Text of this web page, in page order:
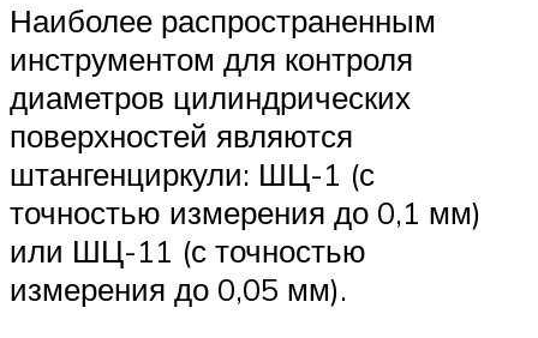
Наиболее распространенным
инструментом для контроля
диаметров цилиндрических
поверхностей являются
штангенциркули: ШЦ-1 (с
точностью измерения до 0,1 мм)
или ШЦ-11 (с точностью
измерения до 0,05 мм).